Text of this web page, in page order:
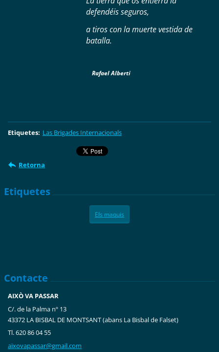
defendéis seguros,
a tiros con la muerte vestida de
batalla.
Rafael Alberti
Etiquetes: Las Brigades Internacionals
Retorna
Etiquetes
Els maquis
Contacte
AIXÒ VA PASSAR
C/. de la Palma nº 13
43372 LA BISBAL DE MONTSANT (abans La Bisbal de Falset)
Tl. 620 86 04 55
aixovapassar@gmail.com